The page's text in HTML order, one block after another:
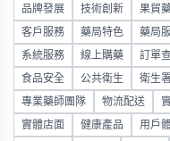
品牌發展 技術創新 果貿
客戶服務 藥局特色 藥局
系統服務 線上購藥 訂單
食品安全 公共衛生 衛生
專業藥師團隊 物流配送
實體店面 健康產品 用戶